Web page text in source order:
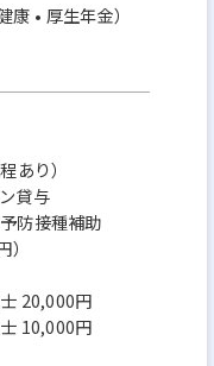
• 厚生年金）
あり）
貸与
防接種補助
20,000円
10,000円